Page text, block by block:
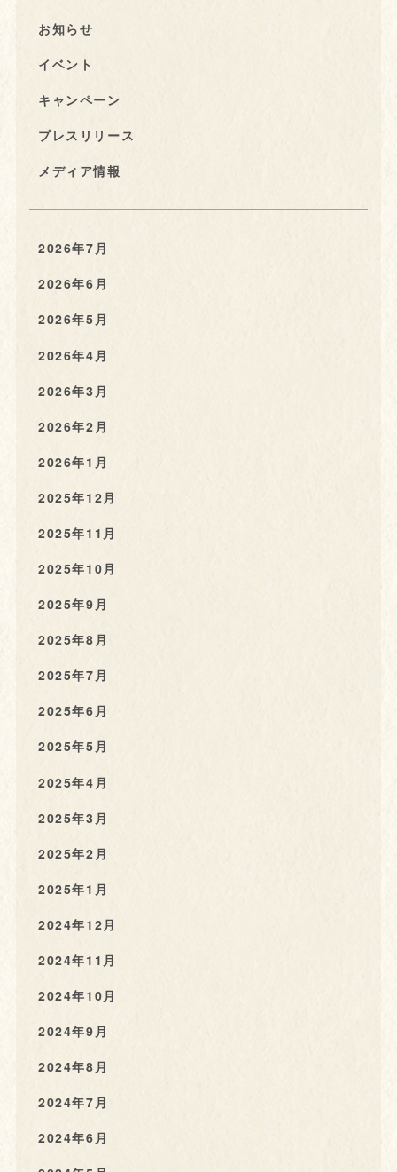
お知らせ
イベント
キャンペーン
プレスリリース
メディア情報
2026年7月
2026年6月
2026年5月
2026年4月
2026年3月
2026年2月
2026年1月
2025年12月
2025年11月
2025年10月
2025年9月
2025年8月
2025年7月
2025年6月
2025年5月
2025年4月
2025年3月
2025年2月
2025年1月
2024年12月
2024年11月
2024年10月
2024年9月
2024年8月
2024年7月
2024年6月